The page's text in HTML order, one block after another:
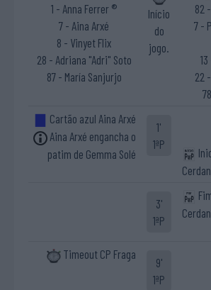
1 - Anna Ferrer ®
7 - Aina Arxé
8 - Vinyet Flix
28 - Adriana "Adri" Soto
87 - María Sanjurjo
Início
do
jogo.
82
7 -
22
Cartão azul Aina Arxé
Aina Arxé engancha o
patim de Gemma Solé
1'
1ªP
3'
1ªP
Timeout CP Fraga
9'
1ªP